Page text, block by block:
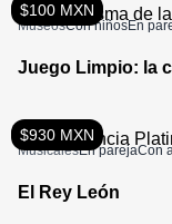
$100 MXN
MuseosCon niñosEn
Juego Limpio: la
$930 MXN
MusicalesEn parejaCon
El Rey León